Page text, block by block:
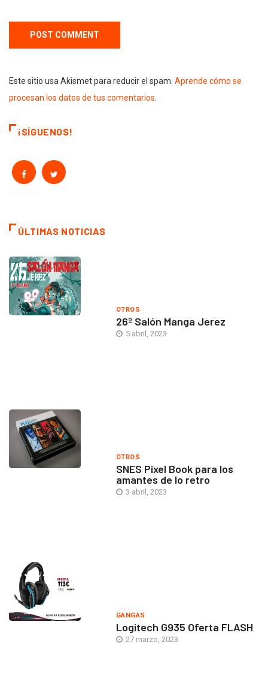
Este sitio usa Akismet para reducir el spam. Aprende cómo se
procesan los datos de tus comentarios
¡SÍGUENOS!
ÚLTIMAS NOTICIAS
OTROS
26º Salón Manga Jerez
5 abril, 2023
OTROS
SNES Pixel Book para los
amantes de lo retro
3 abril, 2023
GANGAS
Logitech G935 Oferta FLASH
27 marzo, 2023